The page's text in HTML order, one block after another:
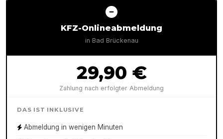
KFZ-Onlineabmeldung
in Bad Brückenau
29,90 €
Zahlung nach erfolgter Abmeldung
DAS IST INKLUSIVE
Abmeldung in wenigen Minuten